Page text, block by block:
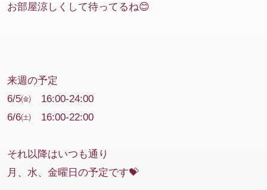
お部屋涼しくして待ってるね😊
来週の予定
6/5㈮ 16:00-24:00
6/6㈯ 16:00-22:00
それ以降はいつも通り
月、水、金曜日の予定です💝